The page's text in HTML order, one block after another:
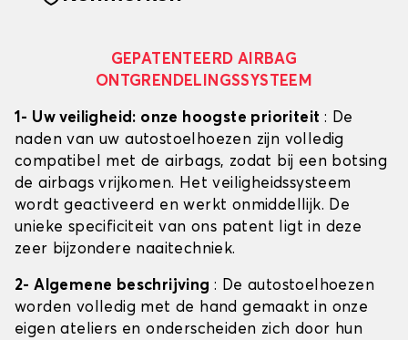
GEPATENTEERD AIRBAG
ONTGRENDELINGSSYSTEEM
1- Uw veiligheid: onze hoogste prioriteit : De
naden van uw autostoelhoezen zijn volledig
compatibel met de airbags, zodat bij een botsing
de airbags vrijkomen. Het veiligheidssysteem
wordt geactiveerd en werkt onmiddellijk. De
unieke specificiteit van ons patent ligt in deze
zeer bijzondere naaitechniek.
2- Algemene beschrijving : De autostoelhoezen
worden volledig met de hand gemaakt in onze
eigen ateliers en onderscheiden zich door hun